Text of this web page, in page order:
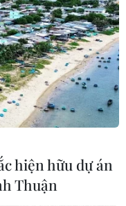
hiện hữu dự án
Thuận